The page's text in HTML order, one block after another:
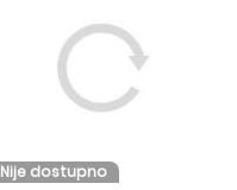
Nije dostupno